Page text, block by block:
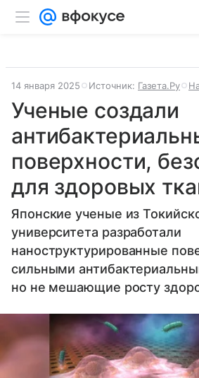
14 января 2025 Источник: Газета.Ру
Ученые создали
поверхности,
для здоровых
Японские ученые из
университета разработали
наноструктурированные
сильными
но не мешающие росту